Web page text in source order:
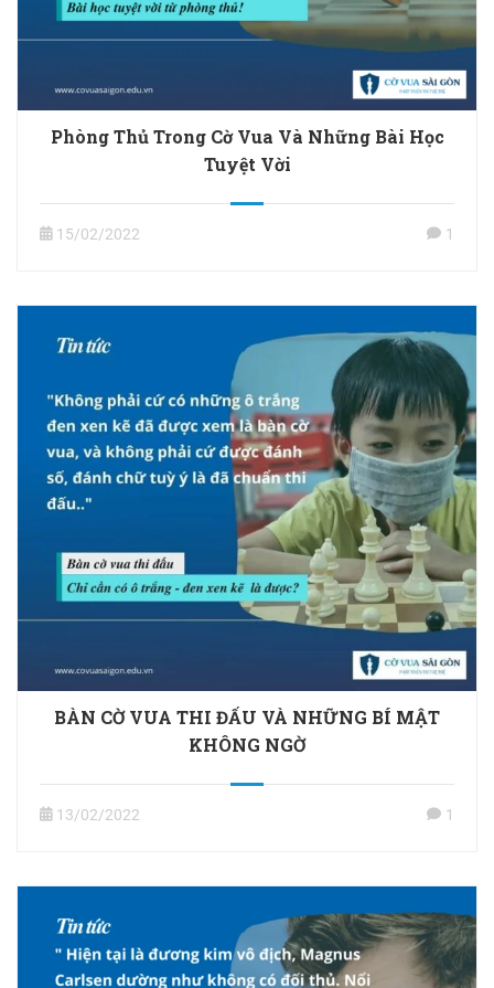
Phòng Thủ Trong Cờ Vua Và Những Bài Học
Tuyệt Vời
15/02/2022 1
BÀN CỜ VUA THI ĐẤU VÀ NHỮNG BÍ MẬT
KHÔNG NGỜ
13/02/2022 1